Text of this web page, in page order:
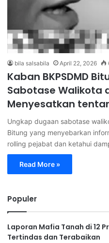
bila salsabila April 22, 2026
Kaban BKPSDMD
Sabotase Walikota
Menyesatkan
Ungkap dugaan sabotase
Bitung yang menyebarkan
rolling pejabat dan ketahui
Read More »
Populer
Laporan Mafia Tanah di 12
Tertindas dan Terabaikan